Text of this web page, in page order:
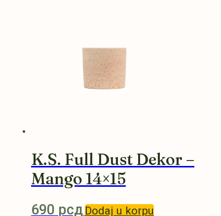
K.S. Full Dust Dekor –
Mango 14×15
690 рсдDodaj u korpu